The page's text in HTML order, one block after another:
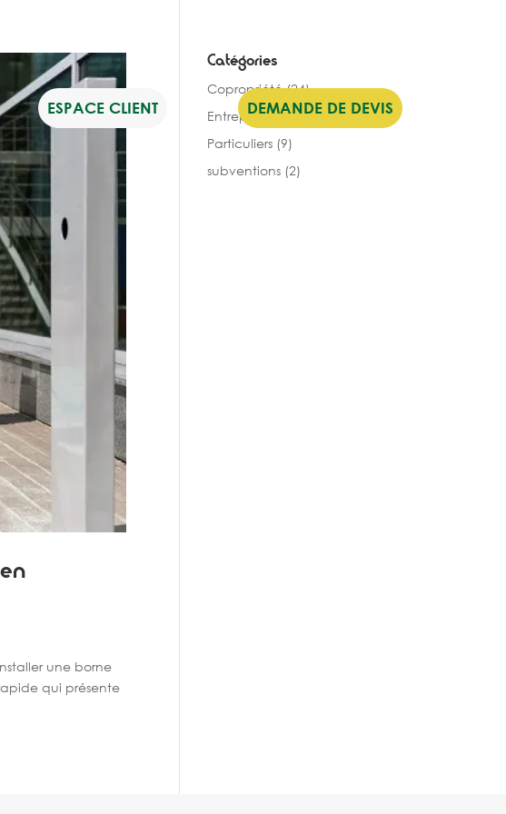
ESPACE CLIENT DEMANDE DE DEVIS
une borne
qui présente
Catégories
Copropriété(24)
Entreprise(12)
Particuliers (9)
subventions (2)